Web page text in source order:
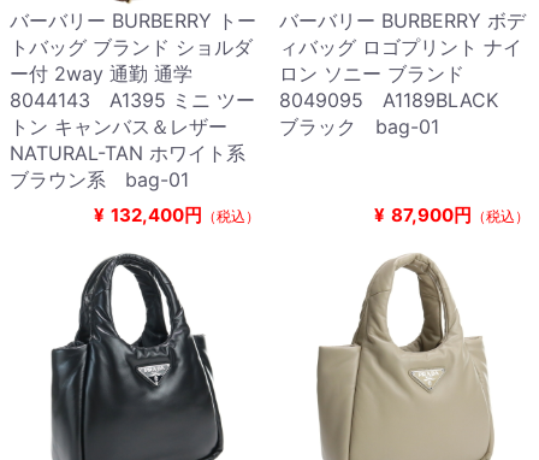
バーバリー BURBERRY トー
トバッグ ブランド ショルダ
ー付 2way 通勤 通学
8044143 A1395 ミニ ツー
トン キャンバス＆レザー
NATURAL-TAN ホワイト系
ブラウン系 bag-01
¥ 132,400円 （税込）
バーバリー BURBERRY ボデ
ィバッグ ロゴプリント ナイ
ロン ソニー ブランド
8049095 A1189BLACK
ブラック bag-01
¥ 87,900円 （税込）